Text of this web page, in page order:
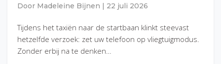
Door Madeleine Bijnen 22 juli 2026
Tijdens het taxiën naar de startbaan klinkt steevast
hetzelfde verzoek: zet uw telefoon op vliegtuigmodus.
Zonder erbij na te denken…